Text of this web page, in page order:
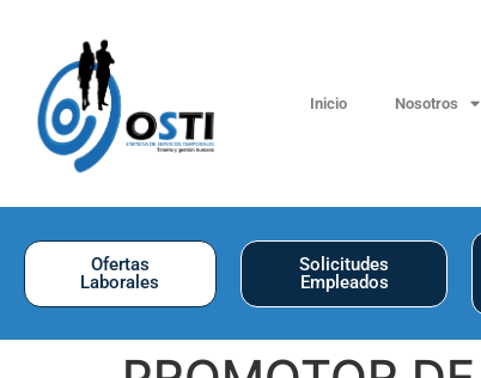
Inicio Nosotros
Ofertas
Laborales
Solicitudes
Empleados